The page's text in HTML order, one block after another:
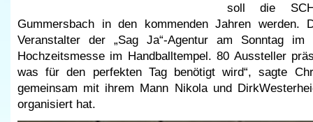
soll die
Gummersbach in den kommenden Jahren werden.
Veranstalter der „Sag Ja“-Agentur am Sonntag
Hochzeitsmesse im Handballtempel. 80 Aussteller
was für den perfekten Tag benötigt wird“, sagte
gemeinsam mit ihrem Mann Nikola und
organisiert hat.